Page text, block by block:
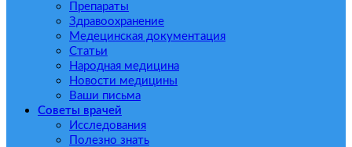
Препараты
Здравоохранение
Медецинская документация
Статьи
Народная медицина
Новости медицины
Ваши письма
Советы врачей
Исследования
Полезно знать